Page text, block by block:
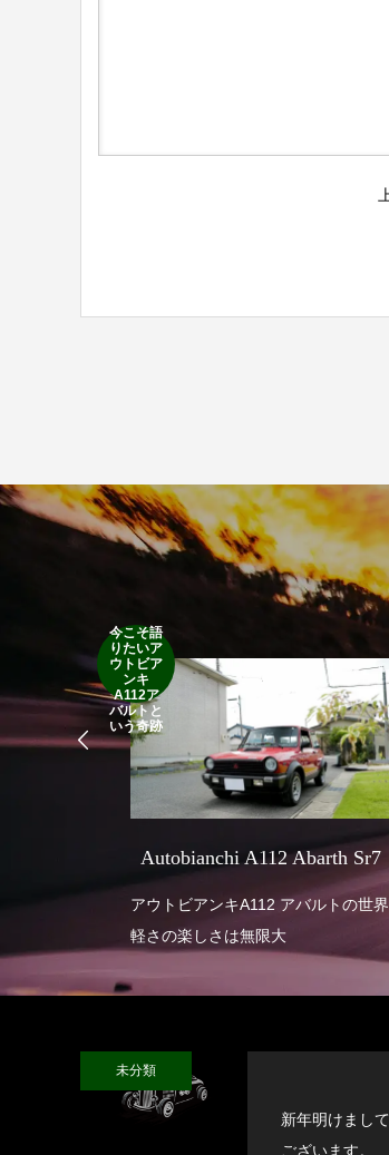
今こそ語
りたいア
ウトビア
ンキ
A112ア
バルトと
いう奇跡
Autobianchi A112 Abarth Sr7
アウトビアンキA112 アバルトの世界
軽さの楽しさは無限大
未分類
新年明けまし
ございます。